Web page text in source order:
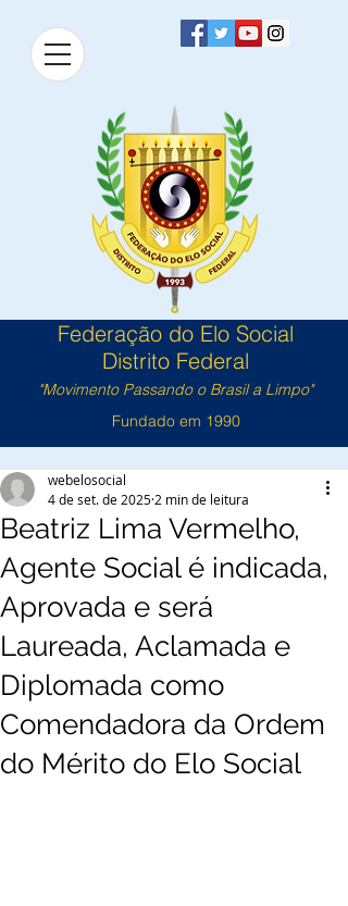
Federação do Elo Social
Distrito Federal
"Movimento Passando o Brasil a Limpo"
Fundado em 1990
Beatriz Lima Vermelho,
Agente Social é indicada,
Aprovada e será
Laureada, Aclamada e
Diplomada como
Comendadora da Ordem
do Mérito do Elo Social
webelosocial
4 de set. de 2025 2 min de leitura